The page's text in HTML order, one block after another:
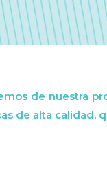
de nuestra
de alta calidad,